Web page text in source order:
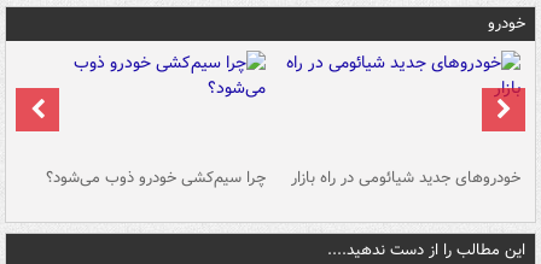
خودرو
خودروهای جدید شیائومی در راه بازار چرا سیم‌کشی خودرو ذوب می‌شود؟
این مطالب را از دست ندهید....